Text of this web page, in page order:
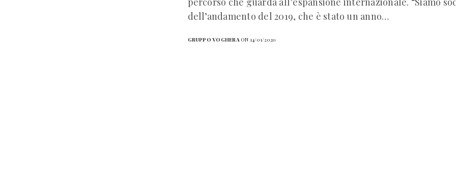
dell’andamento del 2019, che è stato un anno…
GRUPPO VOGHERAON 14/01/2020